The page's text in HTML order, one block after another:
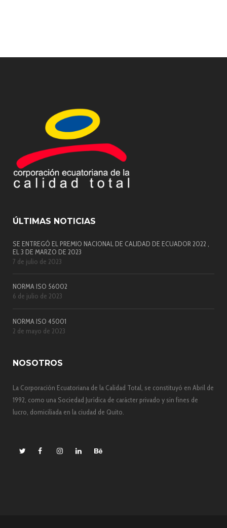
ÚLTIMAS NOTICIAS
SE ENTREGÓ EL PREMIO NACIONAL DE CALIDAD DE ECUADOR 2022 ,
EL 3 DE MARZO DE 2023
7 de julio de 2023
NORMA ISO 56002
6 de julio de 2023
NORMA ISO 45001
2 de mayo de 2023
NOSOTROS
La Corporación Ecuatoriana de la Calidad Total, se constituyó en Abril de
1992, como una Sociedad Jurídica de carácter privado y sin fines de
lucro, domiciliada en la ciudad de Quito.